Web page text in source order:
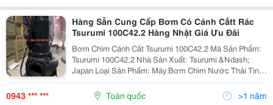
Hàng Sẵn Cung Cấp Bơm Có Cánh Cắtt Rác
Tsurumi 100C42.2 Hàng Nhật Giá Ưu Đãi
Bơm Chìm Cánh Cắt Tsurumi 100C42.2 Mã Sản Phẩm:
Tsurumi 100C42.2 Nhà Sản Xuất: Tsurumi &Ndash;
Japan Loại Sản Phẩm: Máy Bơm Chìm Nước Thải Tình
Trạng: Còn Hàng Bảo Hành: 12 Tháng Giá Hotline: 094
339 9919 Bơm Nước Thải Tsurumi Có Cánh Cắt...
0943 *** *** Toàn quốc >1 năm